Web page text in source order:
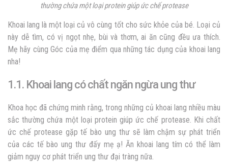
thường chứa một loại protein giúp ức chế protease
Khoai lang là một loại củ vô cùng tốt cho sức khỏe của bé. Loại củ
này dễ tìm, có vị ngọt nhẹ, bùi và thơm, ai ăn cũng đều ưa thích.
Mẹ hãy cùng Góc của mẹ điểm qua những tác dụng của khoai lang
nha!
1.1. Khoai lang có chất ngăn ngừa ung thư
Khoa học đã chứng minh rằng, trong những củ khoai lang nhiều màu
sắc thường chứa một loại protein giúp ức chế protease. Khi chất
ức chế protease gặp tế bào ung thư sẽ làm chậm sự phát triển
của các tế bào ung thư đấy mẹ ạ! Ăn khoai lang tím có thể làm
giảm nguy cơ phát triển ung thư đại tràng nữa.